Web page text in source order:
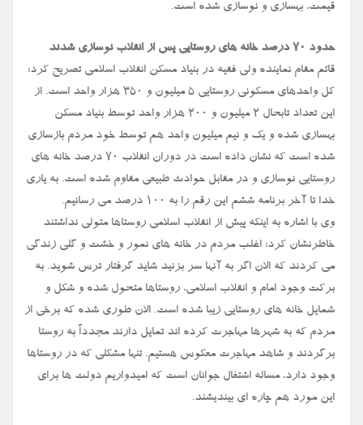
قیمت، بهسازی و نوسازی شده است.
حدود ۷۰ درصد خانه های روستایی پس از انقلاب نوسازی شدند
قائم مقام نماینده ولی فقیه در بنیاد مسکن انقلاب اسلامی تصریح کرد:
کل واحدهای مسکونی روستایی ۵ میلیون و ۳۵۰ هزار واحد است. از
این تعداد تابحال ۲ میلیون و ۲۰۰ هزار واحد توسط بنیاد مسکن
بهسازی شده و یک و نیم میلیون واحد هم توسط خود مردم بازسازی
شده است که نشان داده است در دوران انقلاب ۷۰ درصد خانه های
روستایی نوسازی و در مقابل حوادث طبیعی مقاوم شده است. به یاری
خدا تا آخر برنامه ششم این رقم را به ۱۰۰ درصد می رسانیم.
وی با اشاره به اینکه پیش از انقلاب اسلامی روستاها متولی نداشتند
خاطرنشان کرد: اغلب مردم در خانه های نمور و خشت و گلی زندگی
می کردند که الان اگر به آنها سر بزنید شاید گرفتار ترس شوید. به
برکت وجود امام و انقلاب اسلامی، روستاها متحول شده و شکل و
شمایل خانه های روستایی زیبا شده است. الان طوری شده که برخی از
مردم که به شهرها مهاجرت کرده اند تمایل دارند مجدداً به روستا
برگردند و شاهد مهاجرت معکوس هستیم. تنها مشکلی که در روستاها
وجود دارد، مساله اشتغال جوانان است که امیدواریم دولت ها برای
این مورد هم چاره ای بیندیشند.